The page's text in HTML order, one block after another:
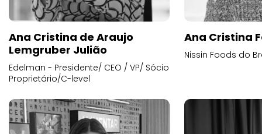
Ana Cristina de Araujo
Lemgruber Julião
Edelman - Presidente/ CEO / VP/ Sócio
Proprietário/C-level
Ana Cristina
Nissin Foods do